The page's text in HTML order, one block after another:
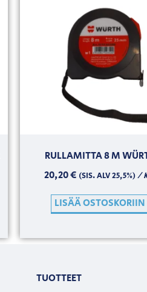
RULLAMITTA 8 M
20,20€ (SIS. ALV 25,5%)/
LISÄÄ OSTOSKORIIN
TUOTTEET